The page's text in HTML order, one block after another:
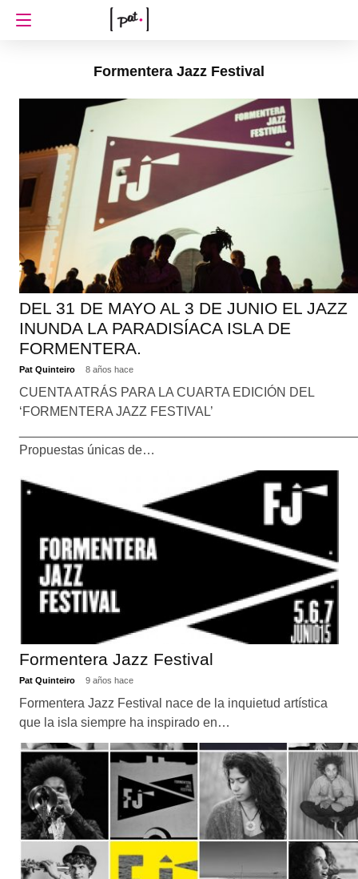
Formentera Jazz Festival
DEL 31 DE MAYO AL 3 DE JUNIO EL JAZZ
INUNDA LA PARADISÍACA ISLA DE
FORMENTERA.
Pat Quinteiro 8 años hace
CUENTA ATRÁS PARA LA CUARTA EDICIÓN DEL
‘FORMENTERA JAZZ FESTIVAL’
Propuestas únicas de…
Formentera Jazz Festival
Pat Quinteiro 9 años hace
Formentera Jazz Festival nace de la inquietud artística
que la isla siempre ha inspirado en…